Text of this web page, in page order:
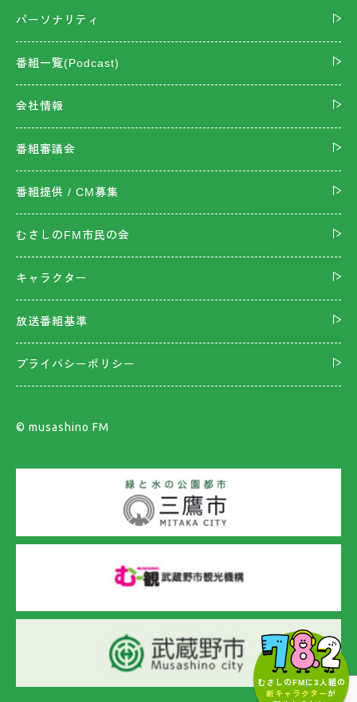
むさしのFMに3人組の
新キャラクターが
パーソナリティ
番組一覧(Podcast)
会社情報
番組審議会
番組提供 / CM募集
むさしのFM市民の会
キャラクター
放送番組基準
プライバシーポリシー
©︎ musashino FM